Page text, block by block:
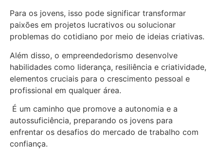
Para os jovens, isso pode significar transformar
paixões em projetos lucrativos ou solucionar
problemas do cotidiano por meio de ideias criativas.
Além disso, o empreendedorismo desenvolve
habilidades como liderança, resiliência e criatividade,
elementos cruciais para o crescimento pessoal e
profissional em qualquer área.
É um caminho que promove a autonomia e a
autossuficiência, preparando os jovens para
enfrentar os desafios do mercado de trabalho com
confiança.